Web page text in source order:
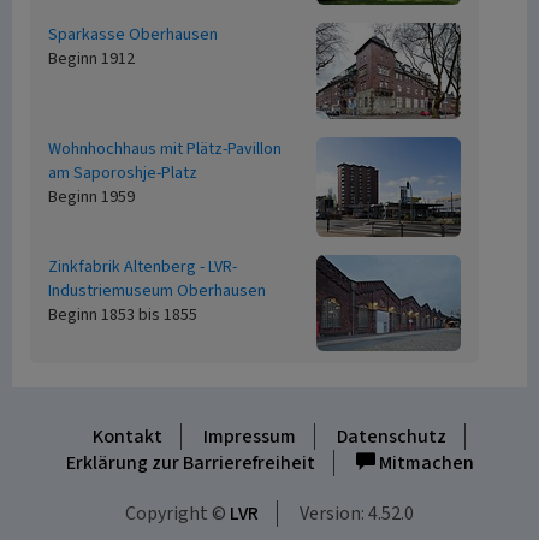
Sparkasse Oberhausen
Beginn 1912
Wohnhochhaus mit Plätz-Pavillon
am Saporoshje-Platz
Beginn 1959
Zinkfabrik Altenberg - LVR-
Industriemuseum Oberhausen
Beginn 1853 bis 1855
Kontakt Impressum
Datenschutz
Erklärung zur Barrierefreiheit
Mitmachen
Copyright © LVR Version: 4.52.0